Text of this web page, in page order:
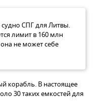
СПГ для Литвы.
лимит в 160 млн
не может себе
корабль. В настоящее
30 таких емкостей для